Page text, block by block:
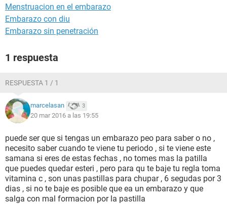
Menstruacion en el embarazo
Embarazo con diu
Embarazo sin penetración
1 respuesta
RESPUESTA 1 / 1
marcelasan 3
20 mar 2016 a las 19:55
puede ser que si tengas un embarazo peo para saber o no ,
necesito saber cuando te viene tu periodo , si te viene este
samana si eres de estas fechas , no tomes mas la patilla
que puedes quedar esteri , pero para qu te baje tu regla toma
vitamina c , son unas pastillas para chupar , 6 segudas por 3
dias , si no te baje es posible que ea un embarazo y que
salga con mal formacion por la pastilla